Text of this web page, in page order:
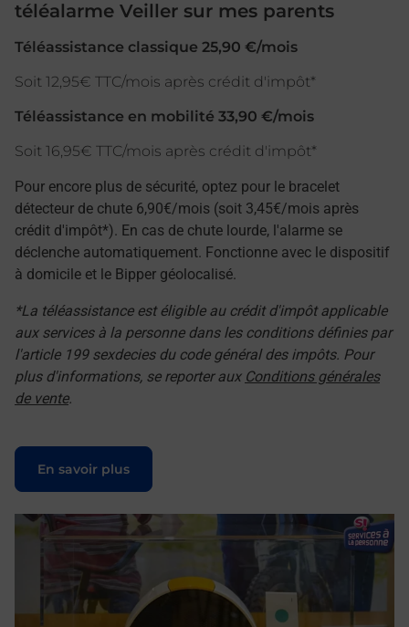
téléalarme Veiller sur mes parents
Téléassistance classique 25,90 €/mois
Soit 12,95€ TTC/mois après crédit d'impôt*
Téléassistance en mobilité 33,90 €/mois
Soit 16,95€ TTC/mois après crédit d'impôt*
Pour encore plus de sécurité, optez pour le bracelet
détecteur de chute 6,90€/mois (soit 3,45€/mois après
crédit d'impôt*). En cas de chute lourde, l'alarme se
déclenche automatiquement. Fonctionne avec le dispositif
à domicile et le Bipper géolocalisé.
*La téléassistance est éligible au crédit d'impôt applicable
aux services à la personne dans les conditions définies par
l'article 199 sexdecies du code général des impôts. Pour
plus d'informations, se reporter aux Conditions générales
de vente.
En savoir plus
Le lien s'ouvre dans un nouvel onglet